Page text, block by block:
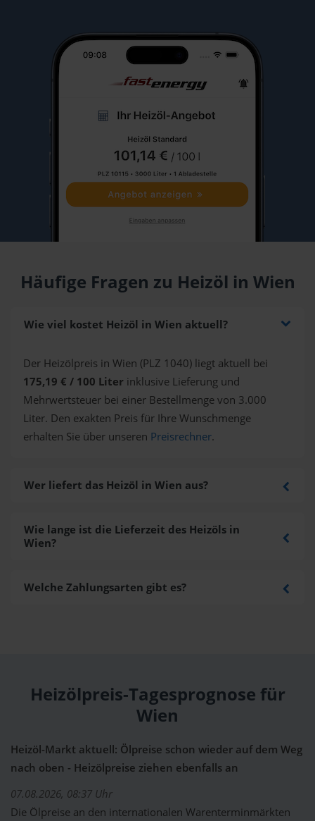
Häufige Fragen zu Heizöl in Wien
Wie viel kostet Heizöl in Wien aktuell?
Der Heizölpreis in Wien (PLZ 1040) liegt aktuell bei
175,19 € / 100 Liter inklusive Lieferung und
Mehrwertsteuer bei einer Bestellmenge von 3.000
Liter. Den exakten Preis für Ihre Wunschmenge
erhalten Sie über unseren Preisrechner.
Wer liefert das Heizöl in Wien aus?
Wie lange ist die Lieferzeit des Heizöls in
Wien?
Welche Zahlungsarten gibt es?
Heizölpreis-Tagesprognose für
Wien
Heizöl-Markt aktuell: Ölpreise schon wieder auf dem Weg
nach oben - Heizölpreise ziehen ebenfalls an
07.08.2026, 08:37 Uhr
Die Ölpreise an den internationalen Warenterminmärkten